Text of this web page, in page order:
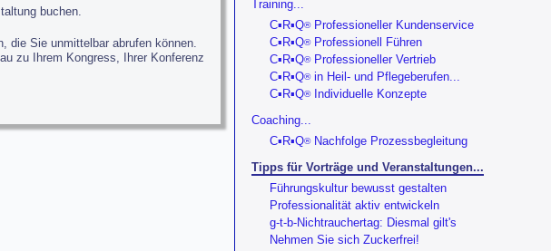
buchen.
die Sie unmittelbar abrufen können.
zu Ihrem Kongress, Ihrer Konferenz
Training...
C▪R▪Q®Professioneller Kundenservice
C▪R▪Q®Professionell Führen
C▪R▪Q®Professioneller Vertrieb
C▪R▪Q®in Heil- und Pflegeberufen...
C▪R▪Q®Individuelle Konzepte
Coaching...
C▪R▪Q®Nachfolge Prozessbegleitung
Tipps für Vorträge und Veranstaltungen...
Führungskultur bewusst gestalten
Professionalität aktiv entwickeln
g-t-b-Nichtrauchertag: Diesmal gilt's
Nehmen Sie sich Zuckerfrei!